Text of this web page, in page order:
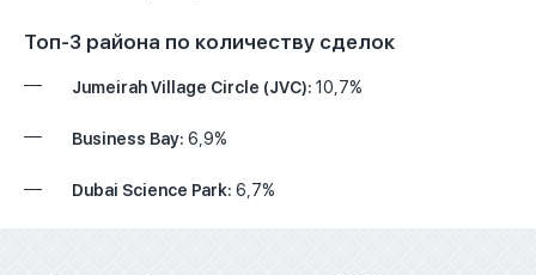
Топ-3 района по количеству сделок
Jumeirah Village Circle (JVC): 10,7%
Business Bay: 6,9%
Dubai Science Park: 6,7%